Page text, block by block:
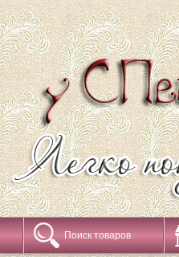
Поиск товаров